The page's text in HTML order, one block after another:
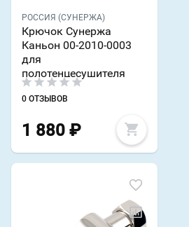
РОССИЯ (СУНЕРЖА)
Крючок Сунержа
Каньон 00-2010-0003
для
полотенцесушителя
0 ОТЗЫВОВ
1 880 ₽